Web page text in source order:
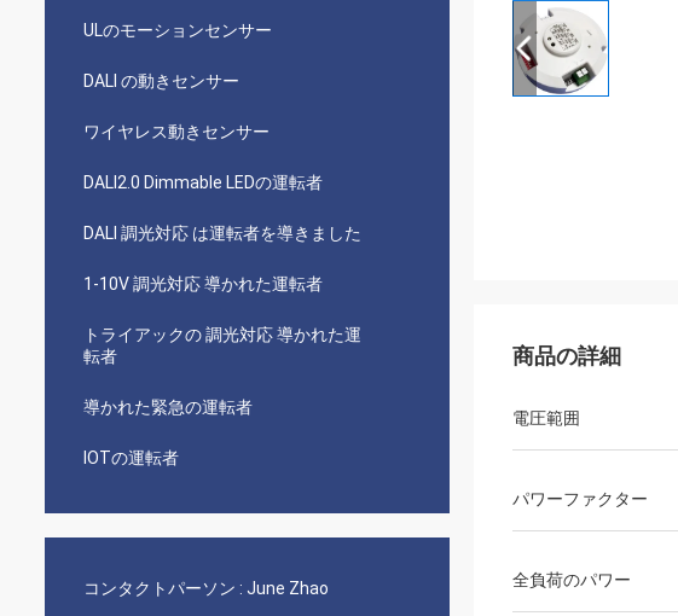
ULのモーションセンサー
DALI の動きセンサー
ワイヤレス動きセンサー
DALI2.0 Dimmable LEDの運転者
DALI 調光対応 は運転者を導きました
1-10V 調光対応 導かれた運転者
トライアックの 調光対応 導かれた運
転者
導かれた緊急の運転者
IOTの運転者
コンタクトパーソン : June Zhao
商品の詳細
電圧範囲
パワーファクター
全負荷のパワー